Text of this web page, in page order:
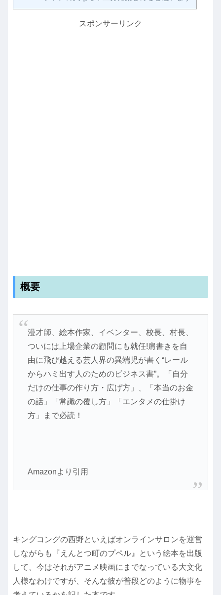
スポンサーリンク
概要
漫才師、絵本作家、イベンター、校長、村長、
ついには上場企業の顧問にも就任!肩書きを自
由に飛び越える芸人界の異端児が書く“レール
からハミ出す人のためのビジネス書”。「自分
だけの仕事の作り方・広げ方」、「本当のお金
の話」「常識の覆し方」「エンタメの仕掛け
方」まで必読！
Amazonより引用
キングコングの西野といえばオンラインサロンを運営
しながらも『えんとつ町のプペル』という絵本を出版
して、今はそれがアニメ映画にまでなっている大文化
人様なわけですが、そんな彼が普段どのように物事を